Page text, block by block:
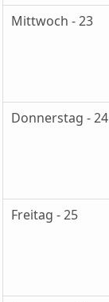
Mittwoch - 23
Donnerstag - 24
Freitag - 25